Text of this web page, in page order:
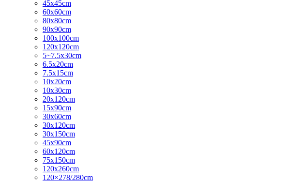
45x45cm
60x60cm
80x80cm
90x90cm
100x100cm
120x120cm
5~7.5x30cm
6.5x20cm
7.5x15cm
10x20cm
10x30cm
20x120cm
15x90cm
30x60cm
30x120cm
30x150cm
45x90cm
60x120cm
75x150cm
120x260cm
120×278/280cm